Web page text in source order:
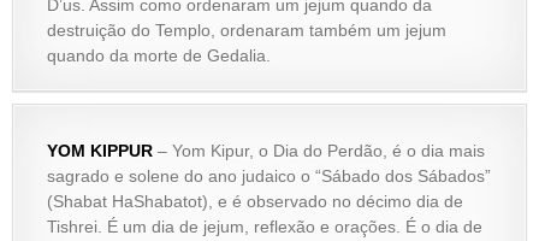
D’us. Assim como ordenaram um jejum quando da
destruição do Templo, ordenaram também um jejum
quando da morte de Gedalia.
YOM KIPPUR – Yom Kipur, o Dia do Perdão, é o dia mais
sagrado e solene do ano judaico o “Sábado dos Sábados”
(Shabat HaShabatot), e é observado no décimo dia de
Tishrei. É um dia de jejum, reflexão e orações. É o dia de